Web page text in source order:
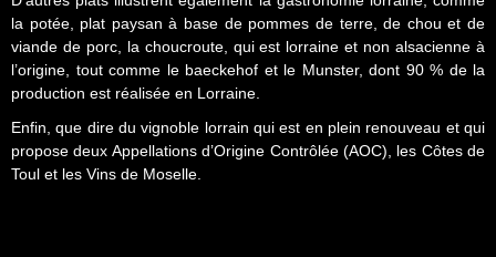
la potée, plat paysan à base de pommes de terre, de chou et de
viande de porc, la choucroute, qui est lorraine et non alsacienne à
l’origine, tout comme le baeckehof et le Munster, dont 90 % de la
production est réalisée en Lorraine.
Enfin, que dire du vignoble lorrain qui est en plein renouveau et qui
propose deux Appellations d’Origine Contrôlée (AOC), les Côtes de
Toul et les Vins de Moselle.